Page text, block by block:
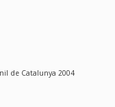
de Catalunya 2004